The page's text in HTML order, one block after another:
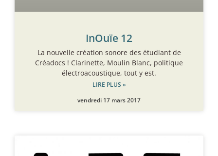
InOuïe 12
La nouvelle création sonore des étudiant de
Créadocs ! Clarinette, Moulin Blanc, politique
électroacoustique, tout y est.
LIRE PLUS »
vendredi 17 mars 2017